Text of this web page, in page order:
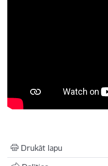
Drukāt lapu